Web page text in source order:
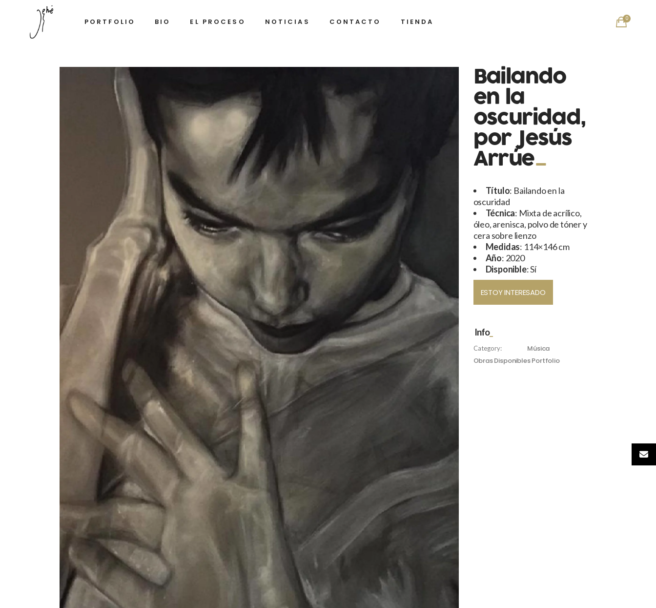
PORTFOLIO BIO EL PROCESO NOTICIAS CONTACTO TIENDA 0
Bailando
en la
oscuridad,
por Jesús
Arrúe
Título: Bailando en la
oscuridad
Técnica: Mixta de acrílico,
óleo, arenisca, polvo de tóner y
cera sobre lienzo
Medidas: 114×146 cm
Año: 2020
Disponible: Sí
ESTOY INTERESADO
Info
Category:
Música
Obras DisponiblesPortfolio